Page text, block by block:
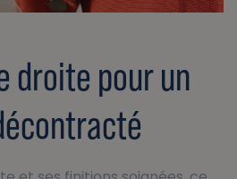
droite pour un